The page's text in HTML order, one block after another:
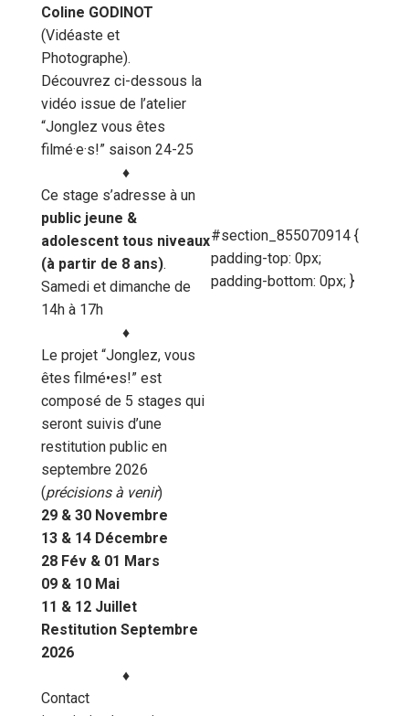
Coline GODINOT
(Vidéaste et
Photographe).
Découvrez ci-dessous la
vidéo issue de l’atelier
“Jonglez vous êtes
filmé·e·s!” saison 24-25
♦︎
Ce stage s’adresse à un
public jeune &
adolescent tous niveaux
(à partir de 8 ans).
Samedi et dimanche de
14h à 17h
♦︎
Le projet “Jonglez, vous
êtes filmé•es!” est
composé de 5 stages qui
seront suivis d’une
restitution public en
septembre 2026
(précisions à venir)
29 & 30 Novembre
13 & 14 Décembre
28 Fév & 01 Mars
09 & 10 Mai
11 & 12 Juillet
Restitution Septembre
2026
♦︎
Contact
#section_855070914 {
padding-top: 0px;
padding-bottom: 0px; }